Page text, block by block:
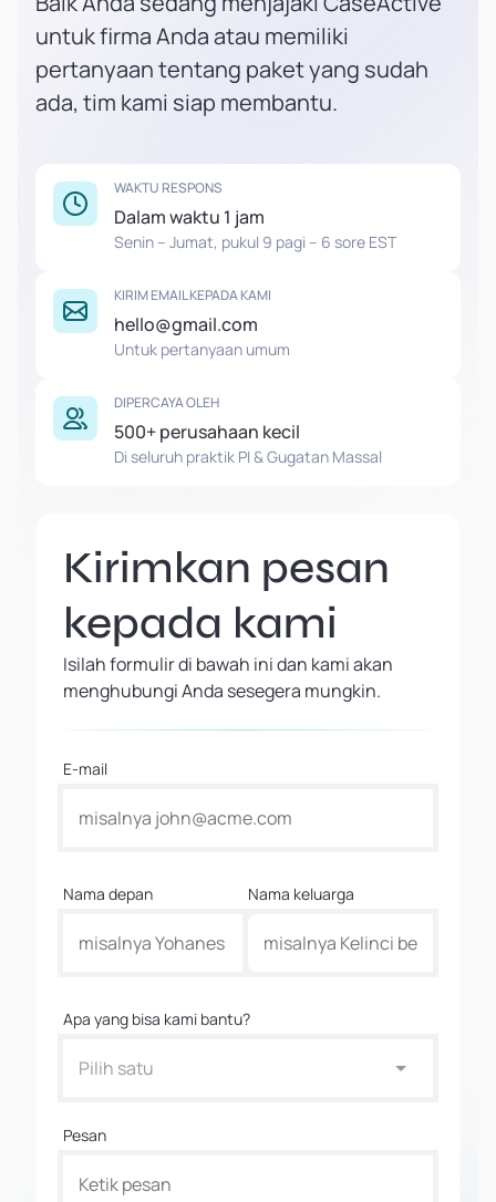
untuk firma Anda atau memiliki
pertanyaan tentang paket yang sudah
ada, tim kami siap membantu.
WAKTU RESPONS
Dalam waktu 1 jam
Senin – Jumat, pukul 9 pagi – 6 sore EST
KIRIM EMAIL KEPADA KAMI
hello@gmail.com
Untuk pertanyaan umum
DIPERCAYA OLEH
500+ perusahaan kecil
Di seluruh praktik PI & Gugatan Massal
Kirimkan pesan
kepada kami
Isilah formulir di bawah ini dan kami akan
menghubungi Anda sesegera mungkin.
E-mail
Nama depan Nama keluarga
Apa yang bisa kami bantu?
Pilih satu
Pesan